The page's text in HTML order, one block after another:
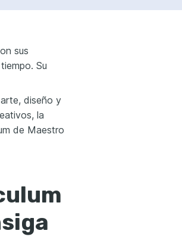
sus
Su
diseño y
la
de Maestro